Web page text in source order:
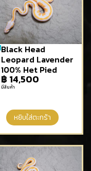
Black Head
Leopard Lavender
100% Het Pied
฿ 14,500
มีสินค้า
หยิบใส่ตะกร้า